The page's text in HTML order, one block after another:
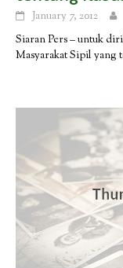
January 7, 2012
Siaran Pers – untuk
Masyarakat Sipil